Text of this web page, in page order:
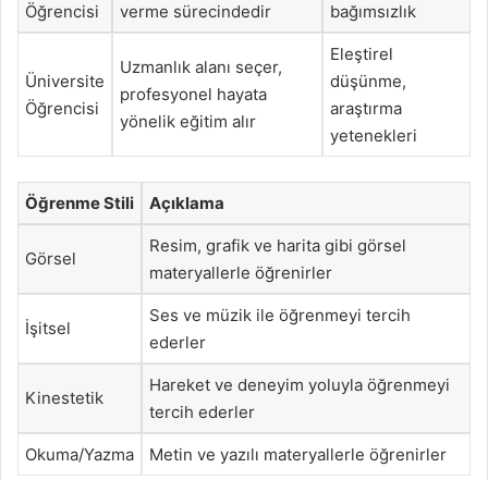
Öğrencisi
verme sürecindedir
bağımsızlık
Üniversite
Öğrencisi
Uzmanlık alanı seçer,
profesyonel hayata
yönelik eğitim alır
Eleştirel
düşünme,
araştırma
yetenekleri
Öğrenme Stili Açıklama
Görsel
Resim, grafik ve harita gibi görsel
materyallerle öğrenirler
İşitsel
Ses ve müzik ile öğrenmeyi tercih
ederler
Kinestetik
Hareket ve deneyim yoluyla öğrenmeyi
tercih ederler
Okuma/Yazma Metin ve yazılı materyallerle öğrenirler